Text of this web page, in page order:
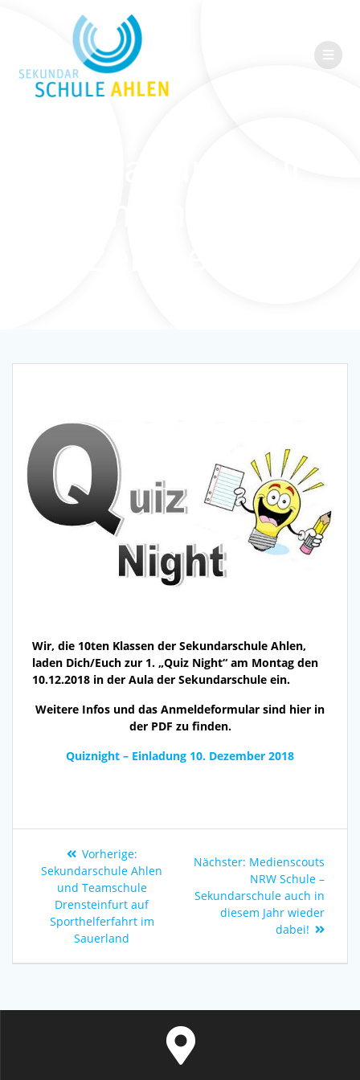
Wir, die 10ten Klassen der Sekundarschule Ahlen,
laden Dich/Euch zur 1. „Quiz Night“ am Montag den
10.12.2018 in der Aula der Sekundarschule ein.
Weitere Infos und das Anmeldeformular sind hier in
der PDF zu finden.
Quiznight – Einladung 10. Dezember 2018
Vorherige:
Sekundarschule Ahlen
und Teamschule
Drensteinfurt auf
Sporthelferfahrt im
Sauerland
Nächster: Medienscouts
NRW Schule –
Sekundarschule auch in
diesem Jahr wieder
dabei!